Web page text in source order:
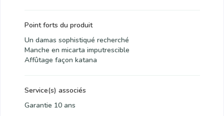
Point forts du produit
Un damas sophistiqué recherché
Manche en micarta imputrescible
Affûtage façon katana
Service(s) associés
Garantie 10 ans